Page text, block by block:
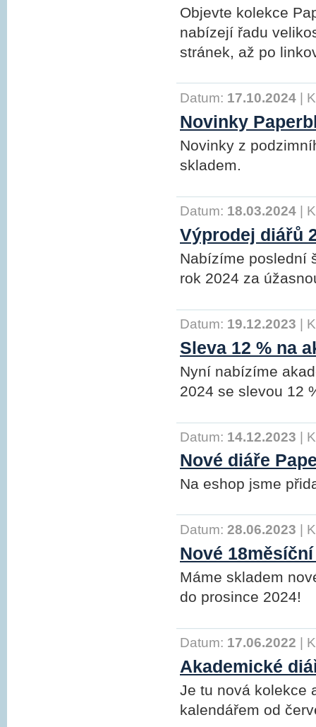
Objevte kolekce
nabízejí řadu
stránek, až po
Datum: 17.10.2024
Novinky
Novinky z
skladem.
Datum: 18.03.2024
Výprodej diářů
Nabízíme poslední
rok 2024 za
Datum: 19.12.2023
Sleva 12 % na
Nyní nabízíme
2024 se slevou 12
Datum: 14.12.2023 |
Nové diáře
Na eshop jsme
Datum: 28.06.2023
Nové
Máme skladem
do prosince 2024!
Datum: 17.06.2022
Akademické
Je tu nová kolekce
kalendářem od